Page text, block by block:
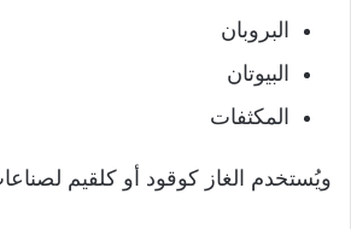
البروبان
البيوتان
المكثفات
ويُستخدم الغاز كوقود أو كلقيم